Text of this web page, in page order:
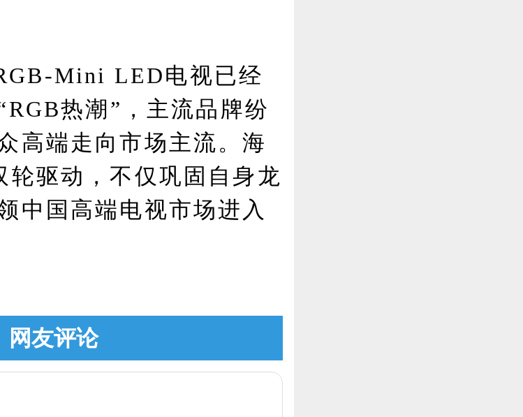
Mini LED电视已经
热潮”，主流品牌纷
高端走向市场主流。海
轮驱动，不仅巩固自身龙
中国高端电视市场进入
网友评论